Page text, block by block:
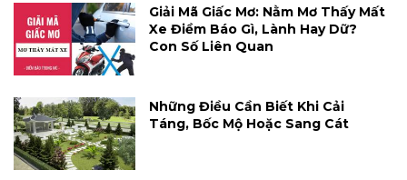
Giải Mã Giấc Mơ: Nằm Mơ Thấy Mất
Xe Điềm Báo Gì, Lành Hay Dữ?
Con Số Liên Quan
Những Điều Cần Biết Khi Cải
Táng, Bốc Mộ Hoặc Sang Cát